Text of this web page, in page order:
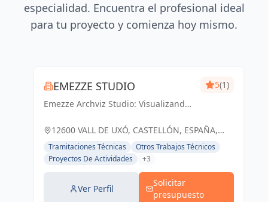
especialidad. Encuentra el profesional ideal
para tu proyecto y comienza hoy mismo.
EMEZZE STUDIO
Emezze Archviz Studio: Visualizando
d'Uixó y Castellón. Imágenes que
5(1)
12600 VALL DE UXÓ, CASTELLÓN, ESPAÑA,
España
Tramitaciones Técnicas
Otros Trabajos Técnicos
Proyectos De Actividades
+3
Ver Perfil
Solicitar
presupuesto